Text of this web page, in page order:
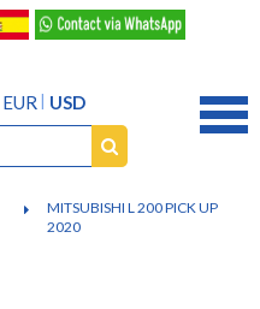
EUR USD
MITSUBISHI L 200 PICK UP
2020